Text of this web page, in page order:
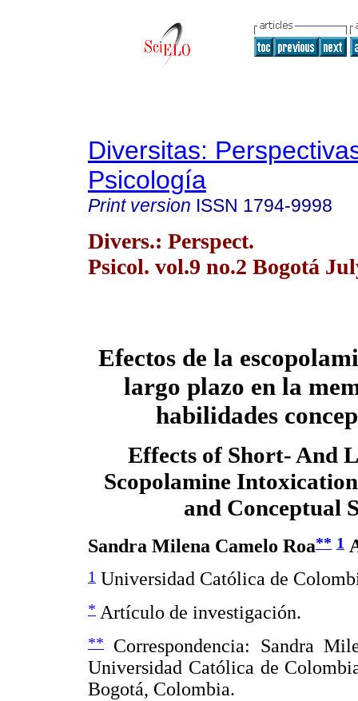
Diversitas:
Psicología
Print version ISSN 1794-9998
Divers.: Perspect.
Psicol. vol.9 no.2 Bogotá
Efectos de la
largo plazo en la
habilidades
Effects of Short- And
Scopolamine
and Conceptual
Sandra Milena Camelo Roa** 1
1 Universidad Católica de
* Artículo de investigación.
**
Correspondencia: Sandra
Universidad Católica de
Bogotá, Colombia.